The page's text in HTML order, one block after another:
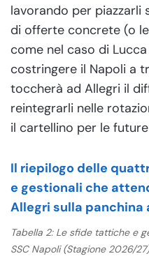
lavorando per piazzarli
di offerte concrete (o
come nel caso di
costringere il Napoli a
toccherà ad Allegri il
reintegrarli nelle
il cartellino per le
Il riepilogo delle
e gestionali che
Allegri sulla panchina
Tabella 2: Le sfide tattiche e
SSC Napoli (Stagione 2026/27)